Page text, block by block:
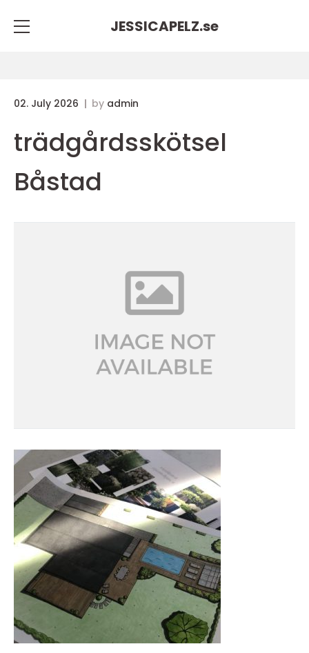
JESSICAPELZ.se
02. July 2026 by admin
trädgårdsskötsel
Båstad